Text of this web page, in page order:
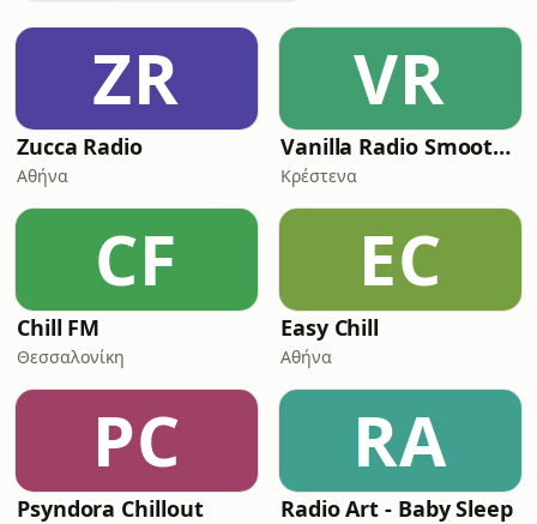
ZR
Zucca Radio
Αθήνα
VR
Vanilla Radio Smooth Flavors
Κρέστενα
CF
Chill FM
Θεσσαλονίκη
EC
Easy Chill
Αθήνα
PC
Psyndora Chillout
RA
Radio Art - Baby Sleep